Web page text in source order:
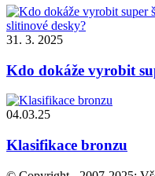
31. 3. 2025
Kdo dokáže vyrobit
04.03.25
Klasifikace bronzu